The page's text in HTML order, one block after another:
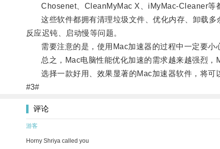
Chosenet、CleanMyMac X、iMyMac-Cleaner等都
这些软件都拥有清理垃圾文件、优化内存、卸载多
反应迟钝、启动慢等问题。
需要注意的是，使用Mac加速器的过程中一定要小
总之，Mac电脑性能优化加速的需求越来越强烈，
选择一款好用、效果显著的Mac加速器软件，将可
#3#
评论
游客
Horny Shriya called you